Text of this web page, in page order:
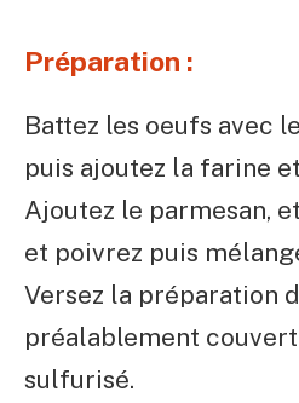
Préparation :
Battez les oeufs avec
puis ajoutez la farine
Ajoutez le parmesan,
et poivrez puis
Versez la préparation
préalablement
sulfurisé.